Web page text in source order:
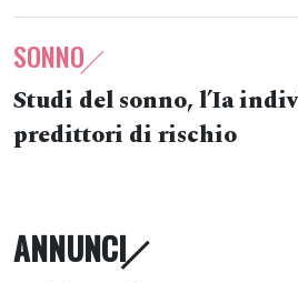
SONNO
Studi del sonno, l’Ia
predittori di rischio
ANNUNCI